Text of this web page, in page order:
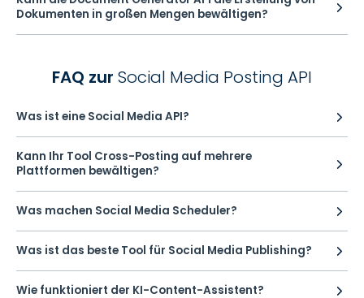
Dokumenten in großen Mengen bewältigen?
FAQ zur Social Media Posting API
Was ist eine Social Media API?
Kann Ihr Tool Cross-Posting auf mehrere
Plattformen bewältigen?
Was machen Social Media Scheduler?
Was ist das beste Tool für Social Media Publishing?
Wie funktioniert der KI-Content-Assistent?